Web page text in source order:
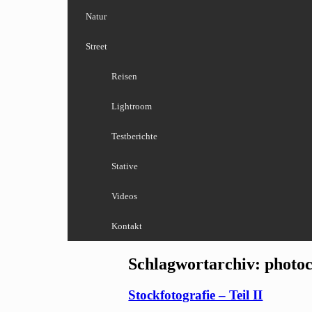
Natur
Street
Reisen
Lightroom
Testberichte
Stative
Videos
Kontakt
Schlagwortarchiv:
Stockfotografie – Teil II